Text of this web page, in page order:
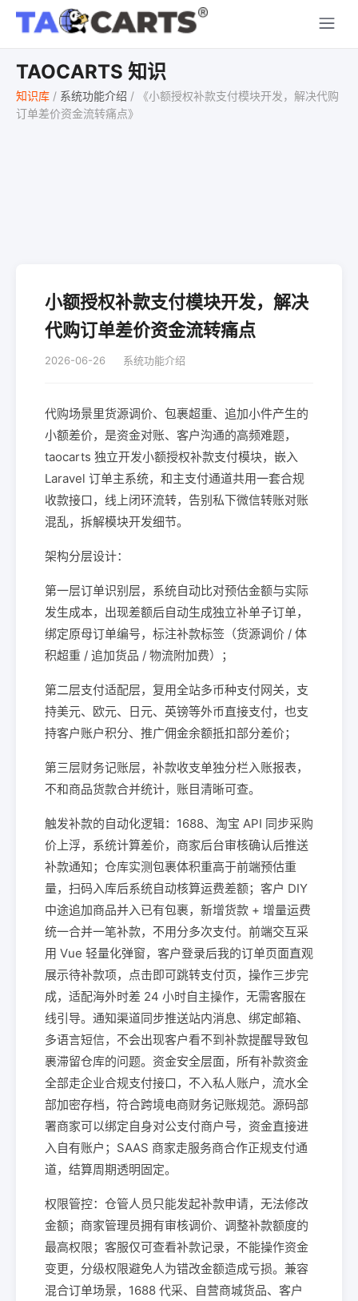
TAOCARTS 知识
知识库 / 系统功能介绍 /
《小额授权补款支付模块开发，解决代购
订单差价资金流转痛点》
小额授权补款支付模块开发，解决
代购订单差价资金流转痛点
2026-06-26 系统功能介绍
代购场景里货源调价、包裹超重、追加小件产生的
小额差价，是资金对账、客户沟通的高频难题，
taocarts 独立开发小额授权补款支付模块，嵌入
Laravel 订单主系统，和主支付通道共用一套合规
收款接口，线上闭环流转，告别私下微信转账对账
混乱，拆解模块开发细节。
架构分层设计：
第一层订单识别层，系统自动比对预估金额与实际
发生成本，出现差额后自动生成独立补单子订单，
绑定原母订单编号，标注补款标签（货源调价 / 体
积超重 / 追加货品 / 物流附加费）；
第二层支付适配层，复用全站多币种支付网关，支
持美元、欧元、日元、英镑等外币直接支付，也支
持客户账户积分、推广佣金余额抵扣部分差价；
第三层财务记账层，补款收支单独分栏入账报表，
不和商品货款合并统计，账目清晰可查。
触发补款的自动化逻辑：1688、淘宝 API 同步采购
价上浮，系统计算差价，商家后台审核确认后推送
补款通知；仓库实测包裹体积重高于前端预估重
量，扫码入库后系统自动核算运费差额；客户 DIY
中途追加商品并入已有包裹，新增货款 + 增量运费
统一合并一笔补款，不用分多次支付。前端交互采
用 Vue 轻量化弹窗，客户登录后我的订单页面直观
展示待补款项，点击即可跳转支付页，操作三步完
成，适配海外时差 24 小时自主操作，无需客服在
线引导。通知渠道同步推送站内消息、绑定邮箱、
多语言短信，不会出现客户看不到补款提醒导致包
裹滞留仓库的问题。资金安全层面，所有补款资金
全部走企业合规支付接口，不入私人账户，流水全
部加密存档，符合跨境电商财务记账规范。源码部
署商家可以绑定自身对公支付商户号，资金直接进
入自有账户；SAAS 商家走服务商合作正规支付通
道，结算周期透明固定。
权限管控：仓管人员只能发起补款申请，无法修改
金额；商家管理员拥有审核调价、调整补款额度的
最高权限；客服仅可查看补款记录，不能操作资金
变更，分级权限避免人为错改金额造成亏损。兼容
混合订单场景，1688 代采、自营商城货品、客户